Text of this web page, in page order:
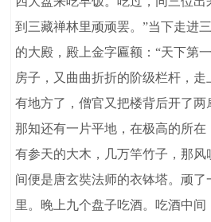
到三藏禅林里顽顽罢。”当下走进
的大殿，殿上金字匾额：“天下第
房子，又曲曲折折的阶级栏杆，
有地方了，僧官又把楼背后开了两
那知还有一片平地，在极高的所在
有参天的大木，几万竿竹子，那风
间便是唐玄奘法师的衣钵塔。顽了
里。晚上九个盘子吃酒。吃酒中间